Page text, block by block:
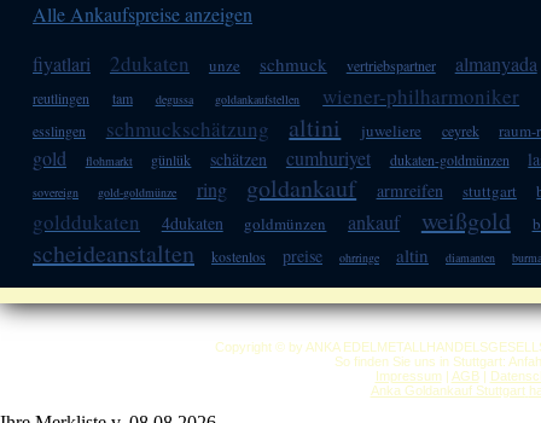
Alle Ankaufspreise anzeigen
fiyatlari
2dukaten unze schmuck vertriebspartner almanyada
reutlingen tam degussa goldankaufstellen wiener-philharmoniker
esslingen schmuckschätzung altini juweliere ceyrek
gold flohmarkt günlük schätzen cumhuriyet dukaten-goldmünzen
sovereign gold-goldmünze ring goldankauf armreifen stuttgart
golddukaten 4dukaten goldmünzen ankauf weißgold
scheideanstalten kostenlos preise ohrringe altin diamanten burma
Copyright © by ANKA
So finden Sie uns in Stuttgart:
Impressum| AGB|
Anka Goldankauf Stuttgart